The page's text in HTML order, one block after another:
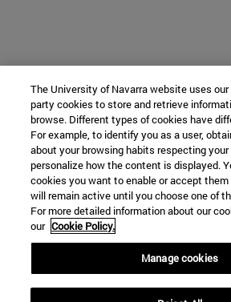
The University of Navarra website uses
party cookies to store and retrieve
browse. Different types of cookies have
For example, to identify you as a user,
about your browsing habits respecting your
personalize how the content is displayed.
cookies you want to enable or accept them
will remain active until you choose one of
For more detailed information about our
our Cookie Policy.
Manage cookies